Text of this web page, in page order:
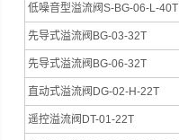
低噪音型溢流阀S-BG-06-L-40T
先导式溢流阀BG-03-32T
先导式溢流阀BG-06-32T
直动式溢流阀DG-02-H-22T
遥控溢流阀DT-01-22T